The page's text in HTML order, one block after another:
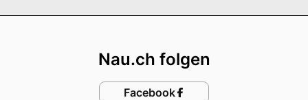
Nau.ch folgen
Facebook